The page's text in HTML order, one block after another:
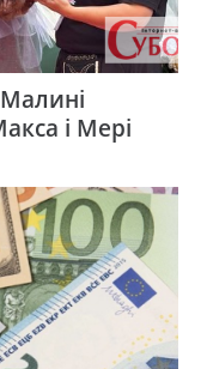
і Мері